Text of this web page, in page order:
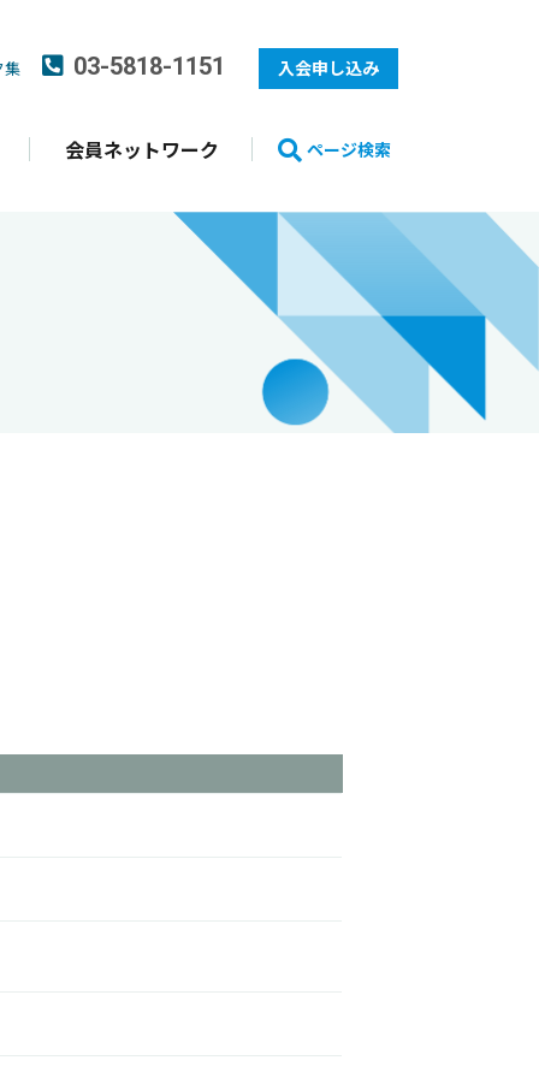
集 03-5818-1151 入会申し込み
会員ネットワーク ページ検索